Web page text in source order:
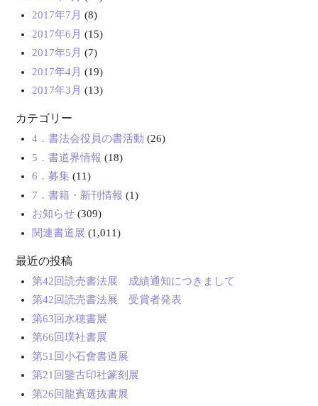
2017年7月 (8)
2017年6月 (15)
2017年5月 (7)
2017年4月 (19)
2017年3月 (13)
カテゴリー
4．書法会役員の書活動 (26)
5．書道界情報 (18)
6．募集(11)
7．書籍・新刊情報 (1)
お知らせ(309)
関連書道展 (1,011)
最近の投稿
第42回読売書法展 成績通知につきまして
第42回読売書法展 受賞者発表
第63回水穂書展
第66回璞社書展
第51回小石會書道展
第21回鑒古印社篆刻展
第26回龍賓選抜書展